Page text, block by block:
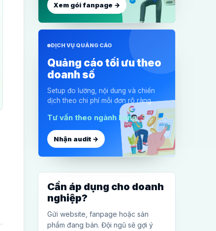
Xem gói fanpage →
DỊCH VỤ QUẢNG CÁO
Quảng cáo tối ưu theo
doanh số
Setup đo lường, nội dung và chiến
dịch theo chi phí mỗi đơn rõ ràng.
Tư vấn theo ngành hàng
Nhận audit →
Cần áp dụng cho doanh
nghiệp?
Gửi website, fanpage hoặc sản
phẩm đang bán. Đội ngũ sẽ gợi ý